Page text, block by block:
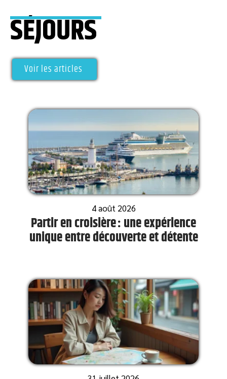
SÉJOURS
Voir les articles
4 août 2026
Partir en croisière : une expérience
unique entre découverte et détente